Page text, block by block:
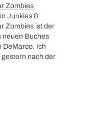
Zombies
Junkies &
Zombies ist der
neuen Buches
DeMarco. Ich
gestern nach der